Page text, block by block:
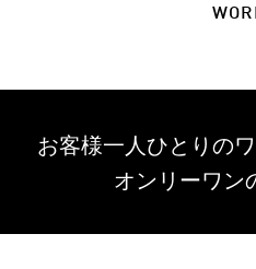
お客様一人ひとりの
オンリーワン